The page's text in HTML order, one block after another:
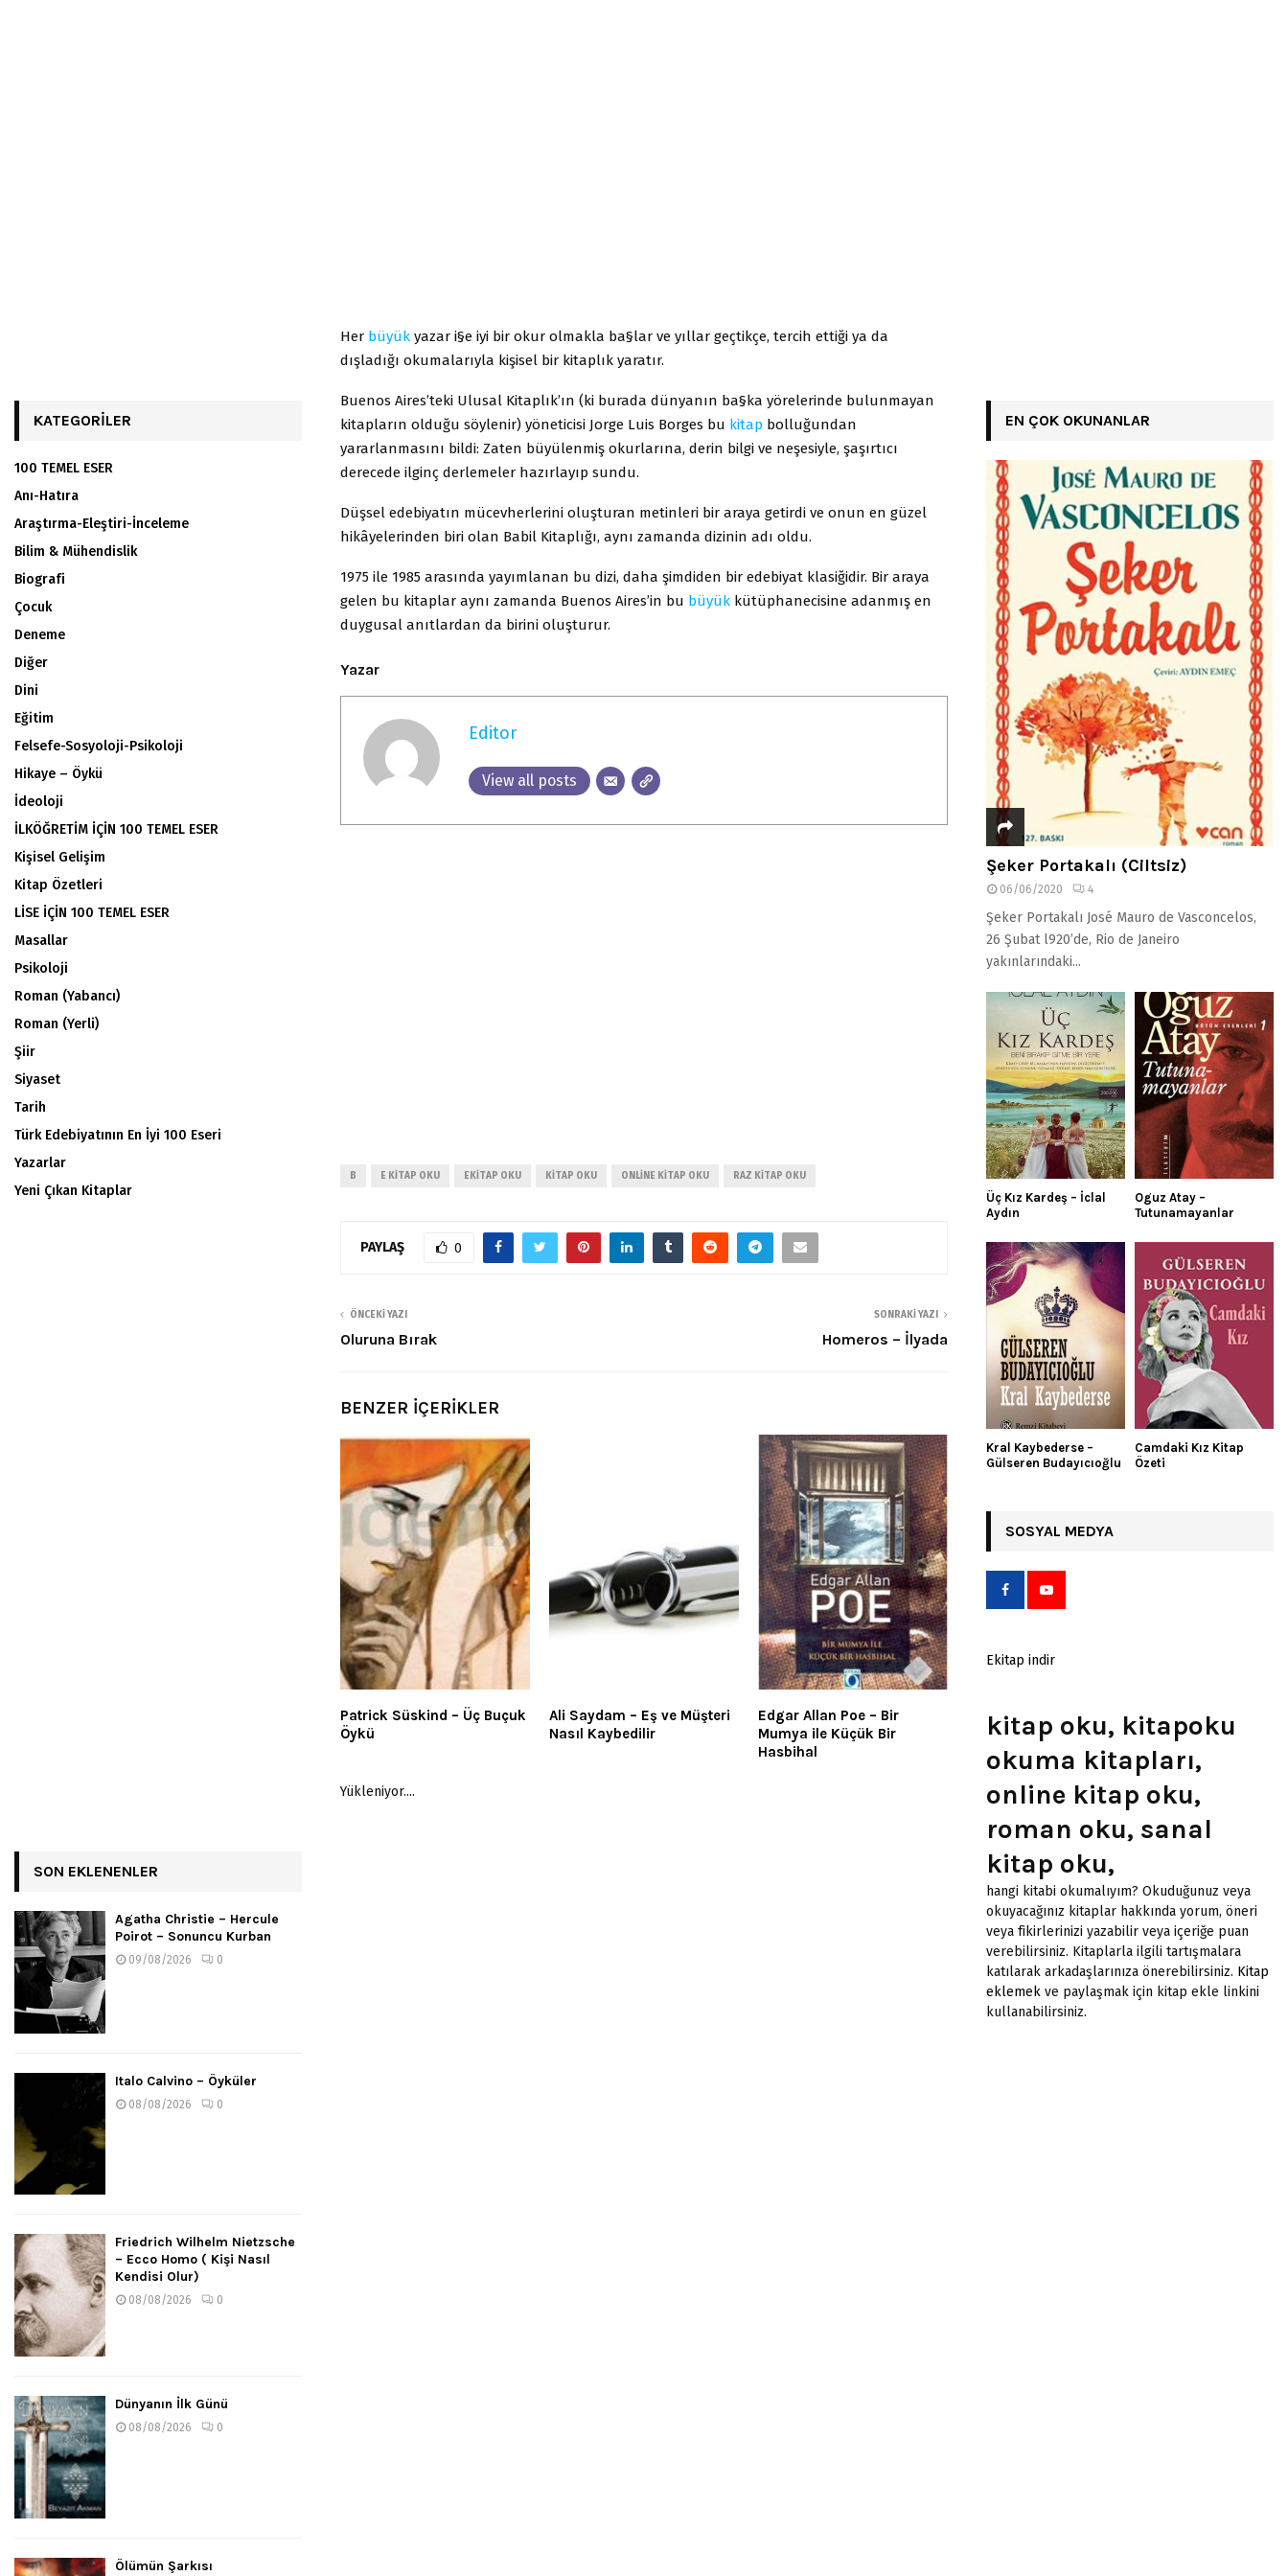
Her büyük yazar i§e iyi bir okur olmakla ba§lar ve yıllar geçtikçe, tercih ettiği ya da
dışladığı okumalarıyla kişisel bir kitaplık yaratır.
Buenos Aires’teki Ulusal Kitaplık’ın (ki burada dünyanın ba§ka yörelerinde bulunmayan
kitapların olduğu söylenir) yöneticisi Jorge Luis Borges bu kitap bolluğundan
yararlanmasını bildi: Zaten büyülenmiş okurlarına, derin bilgi ve neşesiyle, şaşırtıcı
derecede ilginç derlemeler hazırlayıp sundu.
Düşsel edebiyatın mücevherlerini oluşturan metinleri bir araya getirdi ve onun en güzel
hikâyelerinden biri olan Babil Kitaplığı, aynı zamanda dizinin adı oldu.
1975 ile 1985 arasında yayımlanan bu dizi, daha şimdiden bir edebiyat klasiğidir. Bir araya
gelen bu kitaplar aynı zamanda Buenos Aires’in bu büyük kütüphanecisine adanmış en
duygusal anıtlardan da birini oluşturur.
Yazar
Editor
View all posts
B E KITAP OKU EKITAP OKU KITAP OKU ONLINE KITAP OKU RAZ KITAP OKU
PAYLAŞ 0
ÖNCEKI YAZI
Oluruna Bırak
SONRAKI YAZI
Homeros – İlyada
BENZER İÇERİKLER
Patrick Süskind – Üç Buçuk
Öykü
Ali Saydam – Eş ve Müşteri
Nasıl Kaybedilir
Edgar Allan Poe – Bir
Mumya ile Küçük Bir
Hasbihal
Yükleniyor....
KATEGORILER
100 TEMEL ESER
Anı-Hatıra
Araştırma-Eleştiri-İnceleme
Bilim & Mühendislik
Biografi
Çocuk
Deneme
Diğer
Dini
Eğitim
Felsefe-Sosyoloji-Psikoloji
Hikaye – Öykü
İdeoloji
İLKÖĞRETİM İÇİN 100 TEMEL ESER
Kişisel Gelişim
Kitap Özetleri
LİSE İÇİN 100 TEMEL ESER
Masallar
Psikoloji
Roman (Yabancı)
Roman (Yerli)
Şiir
Siyaset
Tarih
Türk Edebiyatının En İyi 100 Eseri
Yazarlar
Yeni Çıkan Kitaplar
SON EKLENENLER
Agatha Christie – Hercule
Poirot – Sonuncu Kurban
09/08/2026 0
Italo Calvino – Öyküler
08/08/2026 0
Friedrich Wilhelm Nietzsche
– Ecco Homo ( Kişi Nasıl
Kendisi Olur)
08/08/2026 0
Dünyanın İlk Günü
08/08/2026 0
Ölümün Şarkısı
EN ÇOK OKUNANLAR
Şeker Portakalı (Ciltsiz)
06/06/2020 4
Şeker Portakalı José Mauro de Vasconcelos,
26 Şubat l920’de, Rio de Janeiro
yakınlarındaki...
Üç Kız Kardeş – İclal
Aydın
Oguz Atay –
Tutunamayanlar
Kral Kaybederse –
Gülseren Budayıcıoğlu
Camdaki Kız Kitap
Özeti
SOSYAL MEDYA
Ekitap indir
kitap oku, kitapoku
okuma kitapları,
online kitap oku,
roman oku, sanal
kitap oku,
hangi kitabi okumalıyım? Okuduğunuz veya
okuyacağınız kitaplar hakkında yorum, öneri
veya fikirlerinizi yazabilir veya içeriğe puan
verebilirsiniz. Kitaplarla ilgili tartışmalara
katılarak arkadaşlarınıza önerebilirsiniz. Kitap
eklemek ve paylaşmak için kitap ekle linkini
kullanabilirsiniz.